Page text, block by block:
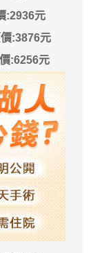
:2936元
:3876元
:6256元